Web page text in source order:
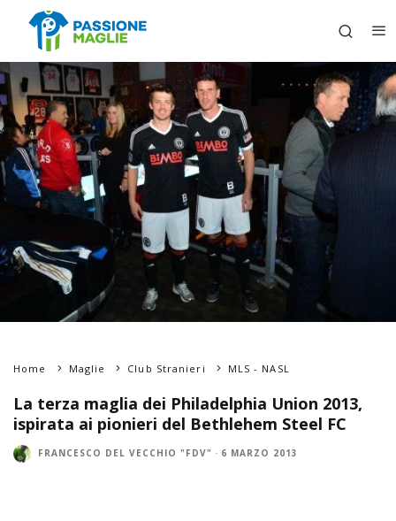
Home Maglie Club Stranieri MLS - NASL
La terza maglia dei Philadelphia Union 2013,
ispirata ai pionieri del Bethlehem Steel FC
FRANCESCO DEL VECCHIO "FDV" · 6 MARZO 2013